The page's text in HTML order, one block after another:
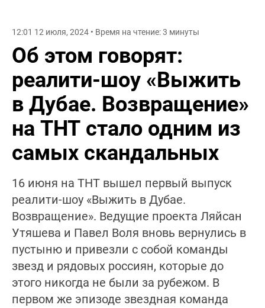
12:01 12 июля, 2024 • Время на чтение: 3 минуты
Об этом говорят:
реалити-шоу «Выжить
в Дубае. Возвращение»
на ТНТ стало одним из
самых скандальных
16 июня на ТНТ вышел первый выпуск
реалити-шоу «Выжить в Дубае.
Возвращение». Ведущие проекта Ляйсан
Утяшева и Павел Воля вновь вернулись в
пустыню и привезли с собой команды
звезд и рядовых россиян, которые до
этого никогда не были за рубежом. В
первом же эпизоде звездная команда